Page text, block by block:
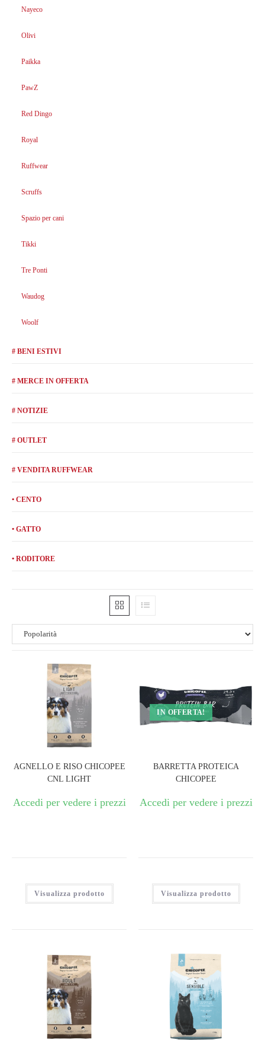
Nayeco
Olivi
Paikka
PawZ
Red Dingo
Royal
Ruffwear
Scruffs
Spazio per cani
Tikki
Tre Ponti
Waudog
Woolf
# BENI ESTIVI
# MERCE IN OFFERTA
# NOTIZIE
# OUTLET
# VENDITA RUFFWEAR
• CENTO
• GATTO
• RODITORE
AGNELLO E RISO CHICOPEE
CNL LIGHT
Accedi per vedere i prezzi
Visualizza prodotto
IN OFFERTA!
BARRETTA PROTEICA
CHICOPEE
Accedi per vedere i prezzi
Visualizza prodotto